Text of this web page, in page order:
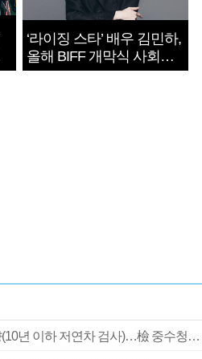
‘라이징 스타’ 배우 김민하,
올해 BIFF 개막식 사회자
확정
검사 신분 버리고 직급하향(10년 이하 저연차 검사)…檢 중수청행 기피